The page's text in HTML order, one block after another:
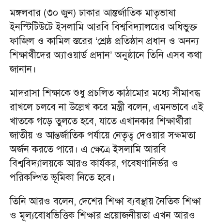
মঙ্গলবার (৩০ জুন) ঢাকার আন্তর্জাতিক মাতৃভাষা
ইনস্টিটিউটে ইসলামি আরবি বিশ্ববিদ্যালয়ের অধিভুক্ত
ফাজিল ও কামিল স্তরের ‘শ্রেষ্ঠ প্রতিষ্ঠান প্রধান ও অনন্য
শিক্ষার্থীদের অ্যাওয়ার্ড প্রদান’ অনুষ্ঠানে তিনি এসব কথা
জানান।
মাদরাসা শিক্ষাকে শুধু প্রচলিত কাঠামোর মধ্যে সীমাবদ্ধ
রাখলে চলবে না উল্লেখ করে মন্ত্রী বলেন, এমনভাবে এই
খাতকে গড়ে তুলতে হবে, যাতে এখানকার শিক্ষার্থীরা
জাতীয় ও আন্তর্জাতিক পর্যায়ে নেতৃত্ব দেওয়ার সক্ষমতা
অর্জন করতে পারে। এ ক্ষেত্রে ইসলামি আরবি
বিশ্ববিদ্যালয়কে আরও কার্যকর, গবেষণানির্ভর ও
পরিকল্পিত ভূমিকা নিতে হবে।
তিনি আরও বলেন, দেশের শিক্ষা ব্যবস্থায় নৈতিক শিক্ষা
ও মূল্যবোধভিত্তিক শিক্ষার প্রয়োজনীয়তা এখন আরও